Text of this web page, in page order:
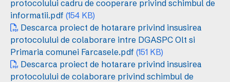
protocolului cadru de cooperare privind schimbul de
informatii.pdf (154 KB)
Descarca proiect de hotarare privind insusirea
protocolului de colaborare intre DGASPC Olt si
Primaria comunei Farcasele.pdf (151 KB)
Descarca proiect de hotarare privind insusirea
protocolului de colaborare privind schimbul de